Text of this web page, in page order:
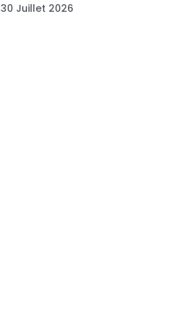
30 Juillet 2026